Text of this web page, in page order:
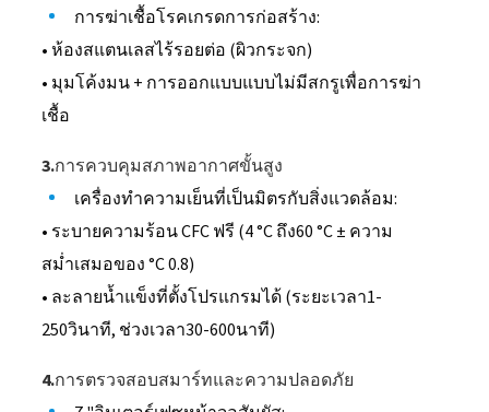
การฆ่าเชื้อโรคเกรดการก่อสร้าง:
• ห้องสแตนเลสไร้รอยต่อ (ผิวกระจก)
• มุมโค้งมน + การออกแบบแบบไม่มีสกรูเพื่อการฆ่า
เชื้อ
3.การควบคุมสภาพอากาศขั้นสูง
เครื่องทำความเย็นที่เป็นมิตรกับสิ่งแวดล้อม:
• ระบายความร้อน CFC ฟรี (4 °C ถึง60 °C ± ความ
สม่ำเสมอของ °C 0.8)
• ละลายน้ำแข็งที่ตั้งโปรแกรมได้ (ระยะเวลา1-
250วินาที, ช่วงเวลา30-600นาที)
4.การตรวจสอบสมาร์ทและความปลอดภัย